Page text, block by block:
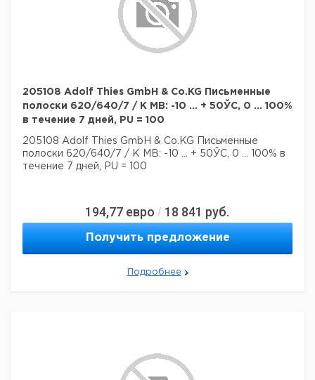
205108 Adolf Thies GmbH & Co.KG Письменные
полоски 620/640/7 / K MB: -10 ... + 50ЎC, 0 ... 100%
в течение 7 дней, PU = 100
205108 Adolf Thies GmbH & Co.KG Письменные
полоски 620/640/7 / K MB: -10 ... + 50ЎC, 0 ... 100% в
течение 7 дней, PU = 100
194,77 евро / 18 841 руб.
Получить предложение
Подробнее